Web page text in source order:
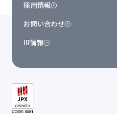
採用情報
お問い合わせ
IR情報